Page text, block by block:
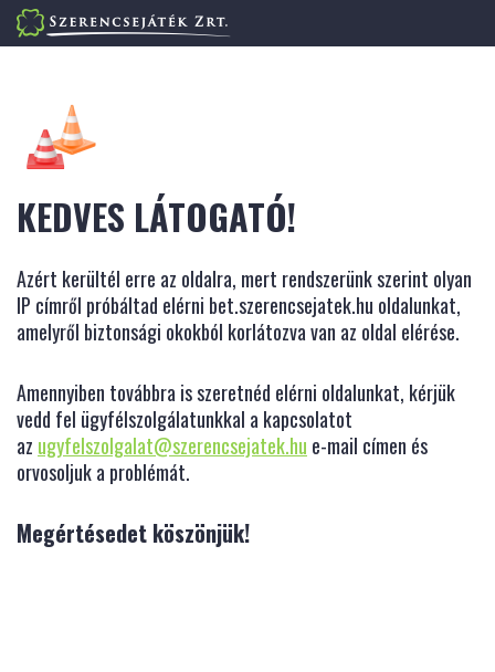
KEDVES LÁTOGATÓ!
Azért kerültél erre az oldalra, mert rendszerünk szerint olyan
IP címről próbáltad elérni bet.szerencsejatek.hu oldalunkat,
amelyről biztonsági okokból korlátozva van az oldal elérése.
Amennyiben továbbra is szeretnéd elérni oldalunkat, kérjük
vedd fel ügyfélszolgálatunkkal a kapcsolatot
az ugyfelszolgalat@szerencsejatek.hu e-mail címen és
orvosoljuk a problémát.
Megértésedet köszönjük!